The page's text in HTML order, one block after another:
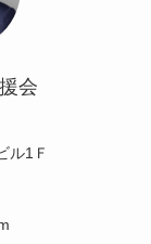
会
ル1Ｆ